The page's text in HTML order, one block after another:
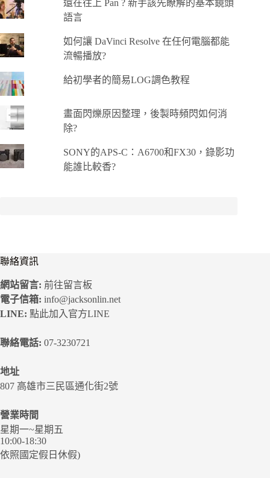
還在往上 Pan ? 新手該先瞭解的基本鏡頭
語言
如何讓 DaVinci Resolve 在任何電腦都能
流暢播放?
給初學者的簡易LOG調色教程
畫面閃爍原因整理，後製時頻閃如何消
除?
SONY的APS-C：A6700和FX30，錄影功
能誰比較香?
聯絡資訊
網站留言: 前往留言板
電子信箱: info@jacksonlin.net
LINE: 點此加入官方LINE
聯絡電話: 07-3230721
地址
807 高雄市三民區通化街2號
營業時間
星期一~星期五
10:00-18:30
依照國定假日休假)